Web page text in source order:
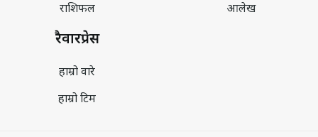
राशिफल
आलेख
रैवारप्रेस
हाम्रो वारे
हाम्रो टिम